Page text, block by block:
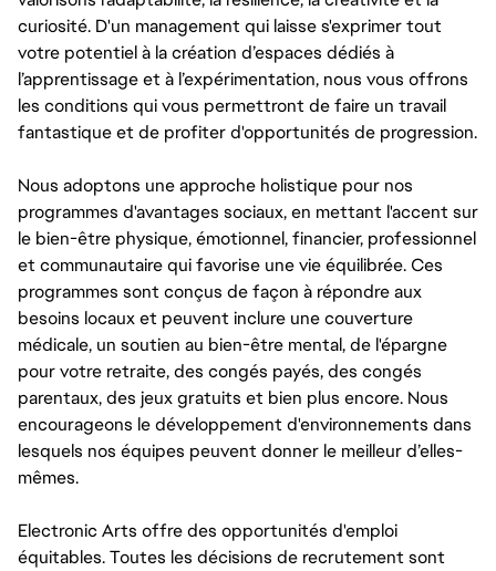
curiosité. D'un management qui laisse s'exprimer tout
votre potentiel à la création d’espaces dédiés à
l’apprentissage et à l’expérimentation, nous vous offrons
les conditions qui vous permettront de faire un travail
fantastique et de profiter d'opportunités de progression.
Nous adoptons une approche holistique pour nos
programmes d'avantages sociaux, en mettant l'accent sur
le bien-être physique, émotionnel, financier, professionnel
et communautaire qui favorise une vie équilibrée. Ces
programmes sont conçus de façon à répondre aux
besoins locaux et peuvent inclure une couverture
médicale, un soutien au bien-être mental, de l'épargne
pour votre retraite, des congés payés, des congés
parentaux, des jeux gratuits et bien plus encore. Nous
encourageons le développement d'environnements dans
lesquels nos équipes peuvent donner le meilleur d’elles-
mêmes.
Electronic Arts offre des opportunités d'emploi
équitables. Toutes les décisions de recrutement sont